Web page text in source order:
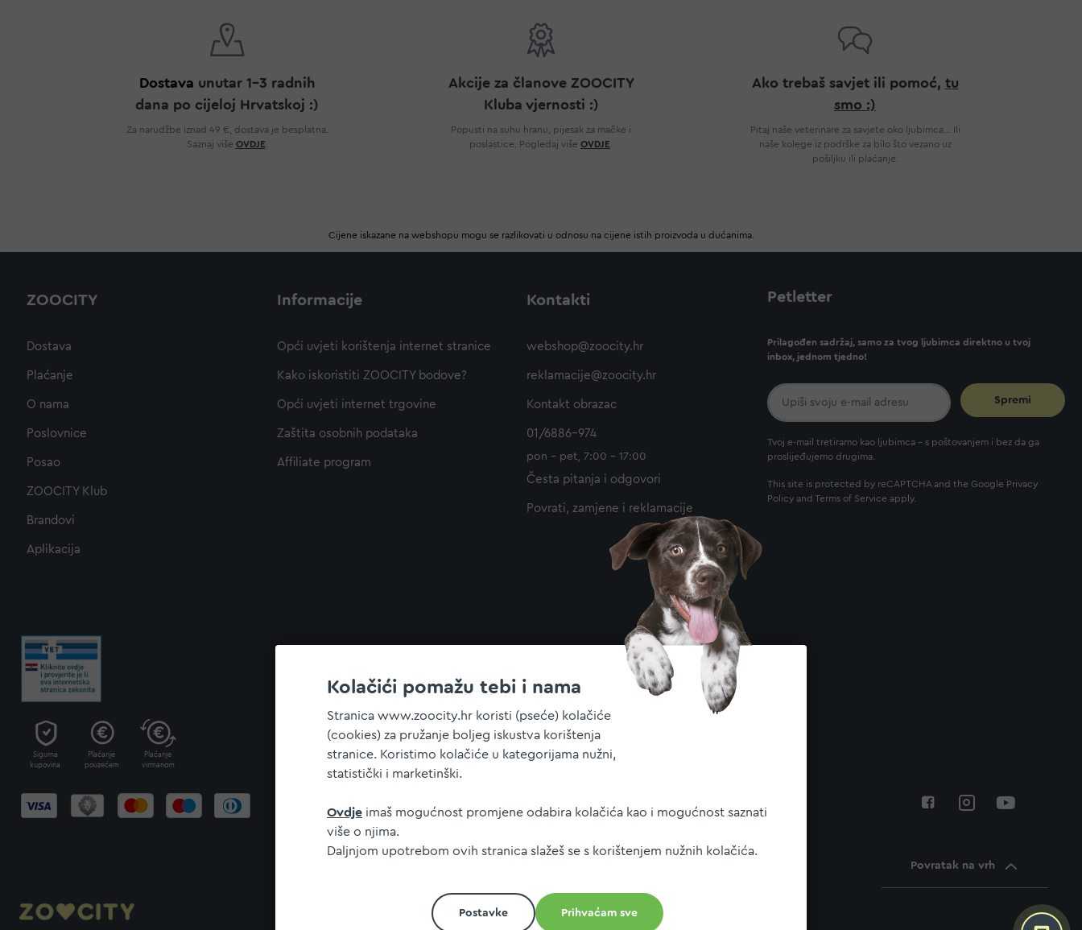
Kolačići pomažu tebi i nama
Stranica www.zoocity.hr koristi (pseće) kolačiće
(cookies) za pružanje boljeg iskustva korištenja
stranice. Koristimo kolačiće u kategorijama nužni,
statistički i marketinški.
Ovdje imaš mogućnost promjene odabira kolačića kao i mogućnost saznati
više o njima.
Daljnjom upotrebom ovih stranica slažeš se s korištenjem nužnih kolačića.
Postavke Prihvaćam sve
Dostava unutar 1-3 radnih
dana po cijeloj Hrvatskoj :)
Za narudžbe iznad 49 €, dostava je besplatna.
Saznaj više OVDJE
Akcije za članove ZOOCITY
Kluba vjernosti :)
Popusti na suhu hranu, pijesak za mačke i
poslastice. Pogledaj više OVDJE
Ako trebaš savjet ili pomoć, tu
smo :)
Pitaj naše veterinare za savjete oko ljubimca... Ili
naše kolege iz podrške za bilo što vezano uz
pošiljku ili plaćanje.
Cijene iskazane na webshopu mogu se razlikovati u odnosu na cijene istih proizvoda u dućanima.
ZOOCITY
Dostava
Plaćanje
O nama
Poslovnice
Posao
ZOOCITY Klub
Brandovi
Aplikacija
Informacije
Opći uvjeti korištenja internet stranice
Kako iskoristiti ZOOCITY bodove?
Opći uvjeti internet trgovine
Zaštita osobnih podataka
Affiliate program
Kontakti
webshop@zoocity.hr
reklamacije@zoocity.hr
Kontakt obrazac
01/6886-974
pon - pet, 7:00 - 17:00
Česta pitanja i odgovori
Povrati, zamjene i reklamacije
Petletter
Prilagođen sadržaj, samo za tvog ljubimca direktno u tvoj
inbox, jednom tjedno!
Spremi
Tvoj e-mail tretiramo kao ljubimca - s poštovanjem i bez da ga
proslijeđujemo drugima.
This site is protected by reCAPTCHA and the Google Privacy
Policy and Terms of Service apply.
Sigurna
kupovina
Plaćanje
pouzećem
Plaćanje
virmanom
Povratak na vrh